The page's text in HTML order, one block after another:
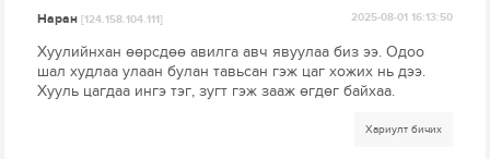
Наран[124.158.104.111] 2025-08-01 16:13:50
Хуулийнхан өөрсдөө авилга авч явуулаа биз ээ. Одоо
шал худлаа улаан булан тавьсан гэж цаг хожих нь дээ.
Хууль цагдаа ингэ тэг, зугт гэж зааж өгдөг байхаа.
Хариулт бичих